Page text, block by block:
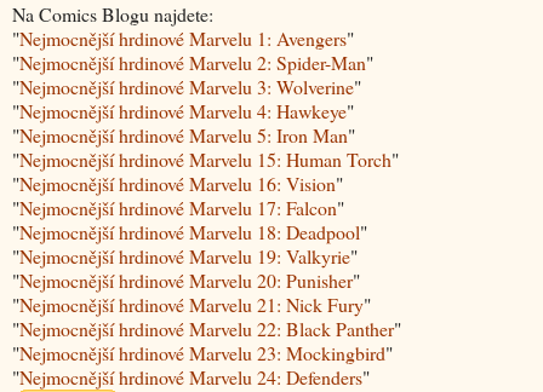
Na Comics Blogu najdete:
"Nejmocnější hrdinové Marvelu 1: Avengers"
"Nejmocnější hrdinové Marvelu 2: Spider-Man"
"Nejmocnější hrdinové Marvelu 3: Wolverine"
"Nejmocnější hrdinové Marvelu 4: Hawkeye"
"Nejmocnější hrdinové Marvelu 5: Iron Man"
"Nejmocnější hrdinové Marvelu 15: Human Torch"
"Nejmocnější hrdinové Marvelu 16: Vision"
"Nejmocnější hrdinové Marvelu 17: Falcon"
"Nejmocnější hrdinové Marvelu 18: Deadpool"
"Nejmocnější hrdinové Marvelu 19: Valkyrie"
"Nejmocnější hrdinové Marvelu 20: Punisher"
"Nejmocnější hrdinové Marvelu 21: Nick Fury"
"Nejmocnější hrdinové Marvelu 22: Black Panther"
"Nejmocnější hrdinové Marvelu 23: Mockingbird"
"Nejmocnější hrdinové Marvelu 24: Defenders"